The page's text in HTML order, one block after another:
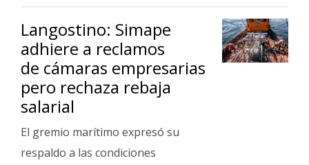
Langostino: Simape
adhiere a reclamos
de cámaras empresarias
pero rechaza rebaja
salarial
El gremio marítimo expresó su
respaldo a las condiciones